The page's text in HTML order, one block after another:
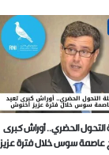
التحول الحضري.. أوراش كبرى
عاصمة سوس خلال فترة عزيز